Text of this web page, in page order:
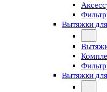
Вытяжки
Вытяжки